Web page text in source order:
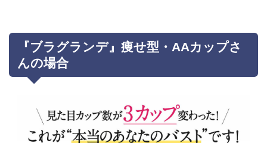
『ブラグランデ』痩せ型・AAカップさ
んの場合